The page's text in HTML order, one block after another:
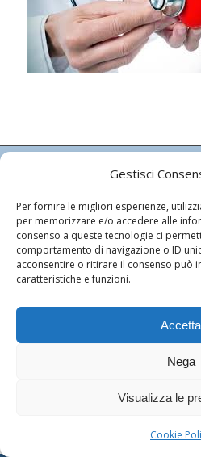
Gestisci
Per fornire le migliori esperienze,
per memorizzare e/o accedere alle
consenso a queste tecnologie ci
comportamento di navigazione o ID
acconsentire o ritirare il consenso può
caratteristiche e funzioni.
Accetta
Nega
Visualizza le
Cookie
ISTITUTO LEONARDO
CARDIOLOGIA SRL
Autorizzazione Regionale n.
Autorizzazione Comunale n.
C.F. e P.Iva: 03105640480